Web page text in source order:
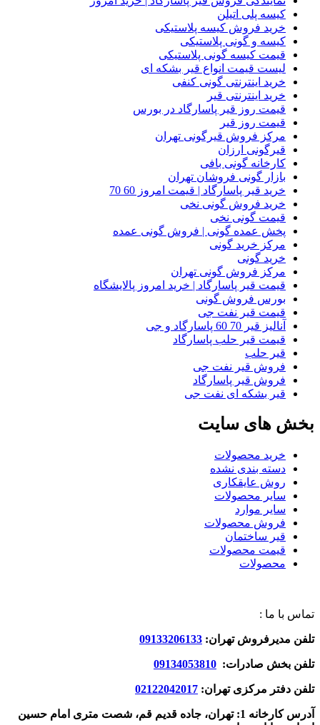
کیسه پلی اتیلن
خرید فروش کیسه پلاستیکی
کیسه و گونی پلاستیکی
قیمت کیسه گونی پلاستیکی
لیست قیمت انواع قیر بشکه ای
خرید اینترنتی گونی کنفی
خرید اینترنتی قیر
قیمت روز قیر پاسارگاد در بورس
قیمت روز قیر
مرکز فروش قیرگونی تهران
قیرگونی ارزان
کارخانه گونی بافی
بازار گونی فروشان تهران
خرید قیر پاسارگاد | قیمت امروز 60 70
خرید فروش گونی نخی
قیمت گونی نخی
پخش عمده گونی | فروش گونی عمده
مرکز خرید گونی
خرید گونی
مرکز فروش گونی تهران
قیمت قیر پاسارگاد | خرید امروز پالایشگاه
بورس فروش گونی
قیمت قیر نفت جی
آنالیز قیر 70 60 پاسارگاد و جی
قیمت قیر حلب پاسارگاد
قیر حلب
فروش قیر نفت جی
فروش قیر پاسارگاد
قیر بشکه ای نفت جی
بخش های سایت
خرید محصولات
دسته بندی نشده
روش عایقکاری
سایر محصولات
سایر موارد
فروش محصولات
قیر ساختمان
قیمت محصولات
محصولات
تماس با ما :
تلفن مدیرفروش تهران: 09133206133
تلفن بخش صادرات: 09134053810
تلفن دفتر مرکزی تهران: 02122042017
آدرس کارخانه 1: تهران، جاده قدیم قم، شصت متری امام حسین